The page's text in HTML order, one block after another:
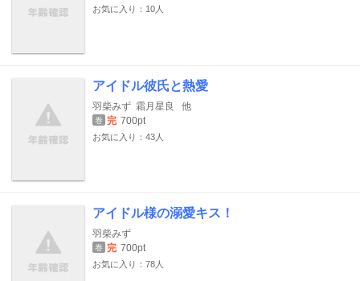
お気に入り：10人
アイドル彼氏と熱愛
羽柴みず 霜月星良 他
巻 完 700pt
お気に入り：43人
アイドル様の溺愛キス！
羽柴みず
巻 完 700pt
お気に入り：78人